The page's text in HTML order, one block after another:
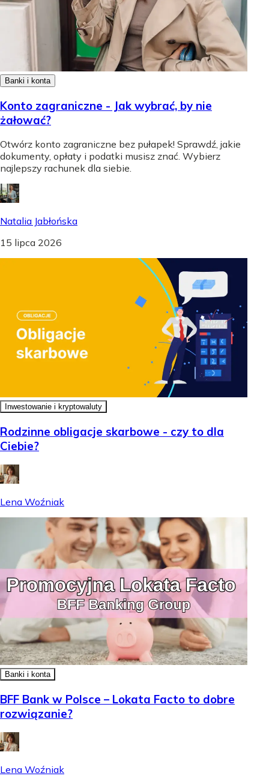
Banki i konta
Konto zagraniczne - Jak wybrać, by nie
żałować?
Otwórz konto zagraniczne bez pułapek! Sprawdź, jakie
dokumenty, opłaty i podatki musisz znać. Wybierz
najlepszy rachunek dla siebie.
Natalia Jabłońska
15 lipca 2026
Inwestowanie i kryptowaluty
Rodzinne obligacje skarbowe - czy to dla
Ciebie?
Lena Woźniak
Banki i konta
BFF Bank w Polsce – Lokata Facto to dobre
rozwiązanie?
Lena Woźniak